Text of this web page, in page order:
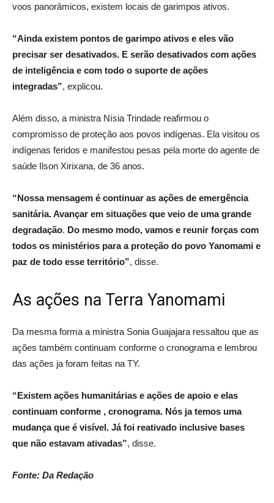
voos panorâmicos, existem locais de garimpos ativos.
“Ainda existem pontos de garimpo ativos e eles vão
precisar ser desativados. E serão desativados com ações
de inteligência e com todo o suporte de ações
integradas”, explicou.
Além disso, a ministra Nísia Trindade reafirmou o
compromisso de proteção aos povos indígenas. Ela visitou os
indígenas feridos e manifestou pesas pela morte do agente de
saúde Ilson Xirixana, de 36 anos.
“Nossa mensagem é continuar as ações de emergência
sanitária. Avançar em situações que veio de uma grande
degradação. Do mesmo modo, vamos e reunir forças com
todos os ministérios para a proteção do povo Yanomami e
paz de todo esse território”, disse.
As ações na Terra Yanomami
Da mesma forma a ministra Sonia Guajajara ressaltou que as
ações também continuam conforme o cronograma e lembrou
das ações ja foram feitas na TY.
“Existem ações humanitárias e ações de apoio e elas
continuam conforme , cronograma. Nós ja temos uma
mudança que é visível. Já foi reativado inclusive bases
que não estavam ativadas”, disse.
Fonte: Da Redação